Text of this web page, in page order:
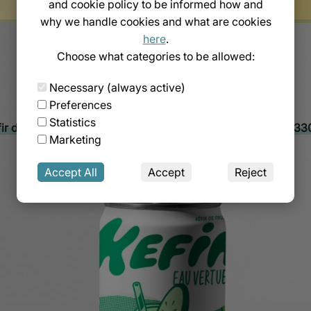
Description
Instructions de consommation
Description
d’eau Curcuma & Gingembre (Κουρκουμάς & Τζίντζερ)
Instructions de consommation
: À tout moment de la journée, comme une boisson
un joli verre à vin ! Mode d’emploi : Une fois le produit
et il est conseillé de le consommer le jour même. Poids
Vous aimerez peut-être aussi…
and cookie policy to be informed how and
why we handle cookies and what are cookies
here.
Choose what categories to be allowed:
Necessary (always active)
Preferences
Statistics
Marketing
Accept All Accept Reject